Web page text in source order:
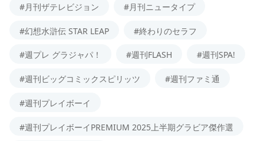
#月刊ザテレビジョン #月刊ニュータイプ
#幻想水滸伝 STAR LEAP #終わりのセラフ
#週プレ グラジャパ！ #週刊FLASH #週刊SPA!
#週刊ビッグコミックスピリッツ #週刊ファミ通
#週刊プレイボーイ
#週刊プレイボーイPREMIUM 2025上半期グラビア傑作選